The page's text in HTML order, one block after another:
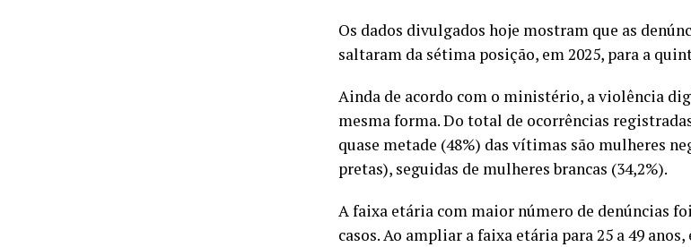
Os dados divulgados hoje mostram que as
saltaram da sétima posição, em 2025, para a
Ainda de acordo com o ministério, a violência
mesma forma. Do total de ocorrências
quase metade (48%) das vítimas são mulheres
pretas), seguidas de mulheres brancas (34,2%).
A faixa etária com maior número de denúncias foi
casos. Ao ampliar a faixa etária para 25 a 49